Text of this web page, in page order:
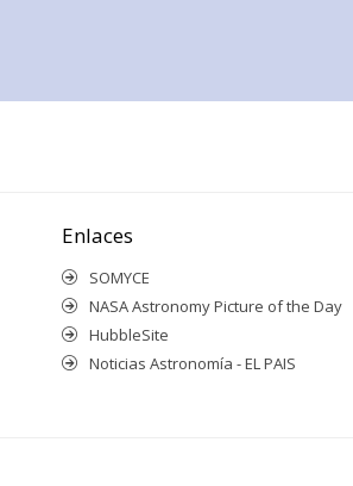
Enlaces
SOMYCE
NASA Astronomy Picture of the Day
HubbleSite
Noticias Astronomía - EL PAIS